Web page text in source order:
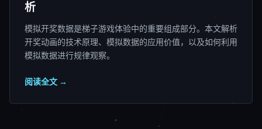
析
模拟开奖数据是梯子游戏体验中的重要组成部分。本文解析
开奖动画的技术原理、模拟数据的应用价值，以及如何利用
模拟数据进行规律观察。
阅读全文 →